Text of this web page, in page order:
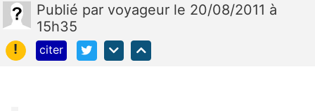
Publié par voyageur le 20/08/2011 à
15h35
!
citer